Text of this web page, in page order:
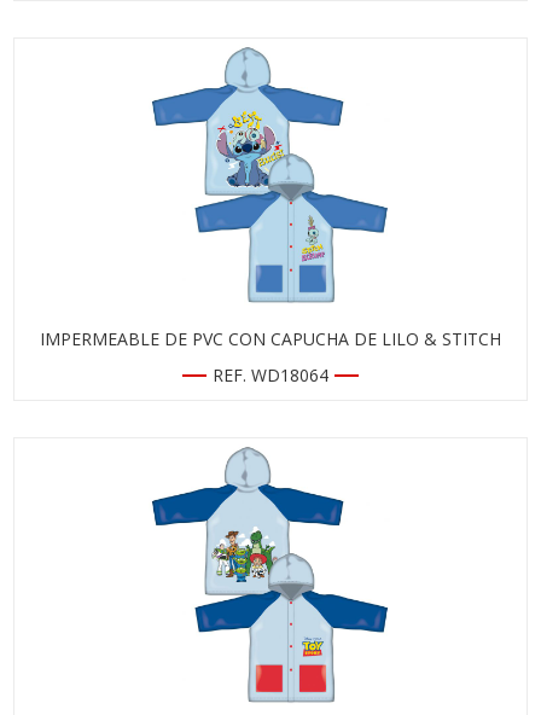
IMPERMEABLE DE PVC CON CAPUCHA DE LILO & STITCH
REF. WD18064